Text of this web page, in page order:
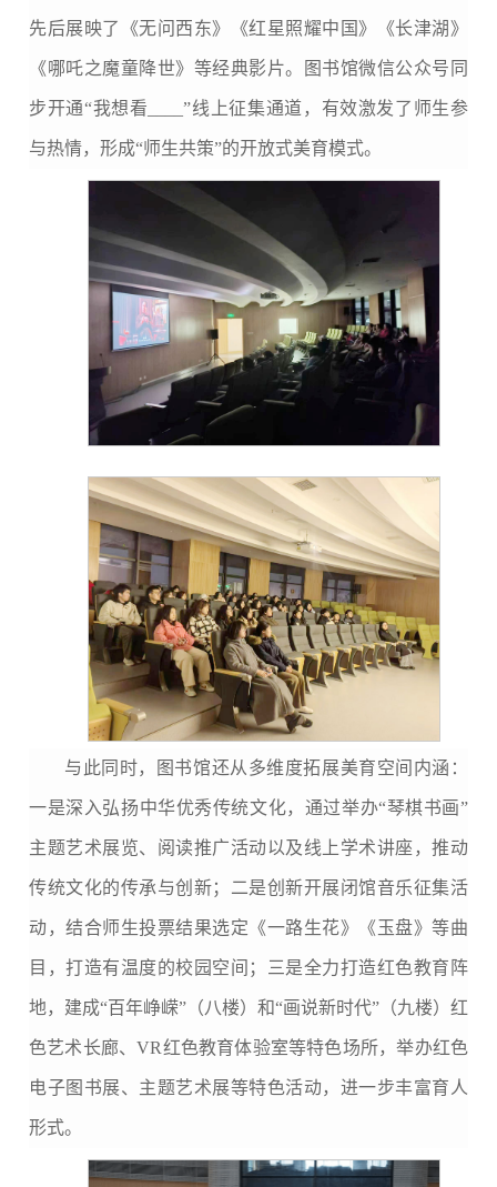
先后展映了《无问西东》《红星照耀中国》《长津湖》
《哪吒之魔童降世》等经典影片。图书馆微信公众号同
步开通“我想看____”线上征集通道，有效激发了师生参
与热情，形成“师生共策”的开放式美育模式。
与此同时，图书馆还从多维度拓展美育空间内涵：
一是深入弘扬中华优秀传统文化，通过举办“琴棋书画”
主题艺术展览、阅读推广活动以及线上学术讲座，推动
传统文化的传承与创新；二是创新开展闭馆音乐征集活
动，结合师生投票结果选定《一路生花》《玉盘》等曲
目，打造有温度的校园空间；三是全力打造红色教育阵
地，建成“百年峥嵘”（八楼）和“画说新时代”（九楼）红
色艺术长廊、VR红色教育体验室等特色场所，举办红色
电子图书展、主题艺术展等特色活动，进一步丰富育人
形式。